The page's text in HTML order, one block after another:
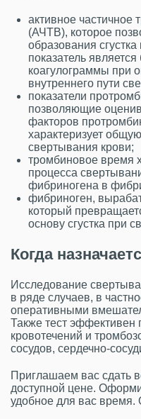
активное частичное
(АЧТВ), которое
образования
показатель
коагулограммы при
внутреннего пути
показатели
позволяющие
факторов
характеризует
свертывания крови;
тромбиновое время
процесса
фибриногена в
фибриноген,
который
основу сгустка при
Когда
Исследование
в ряде случаев, в
оперативными
Также тест эффективен
кровотечений и
сосудов, сердечно-
Приглашаем вас сдать
доступной цене.
удобное для вас время.